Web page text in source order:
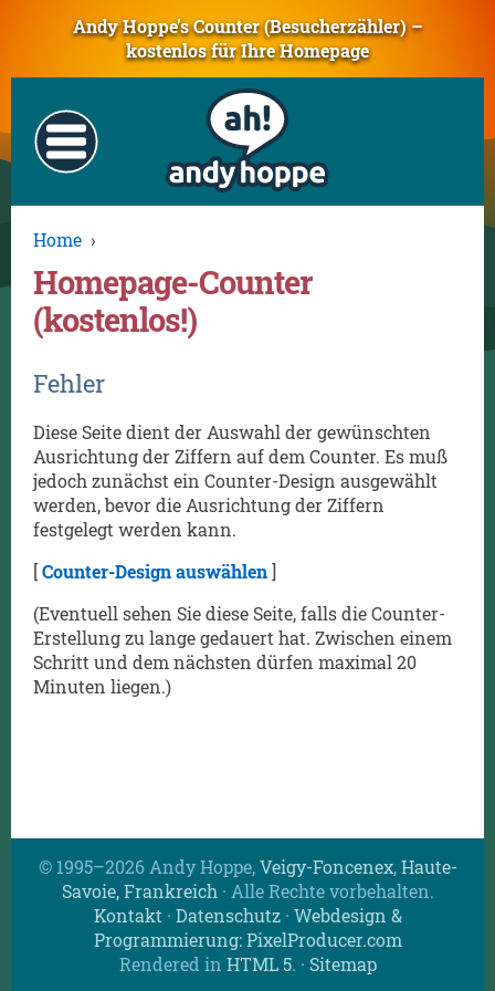
Andy Hoppe’s Counter (Besucherzähler) –
kostenlos für Ihre Homepage
Home ›
Homepage-Counter
(kostenlos!)
Fehler
Diese Seite dient der Auswahl der gewünschten
Ausrichtung der Ziffern auf dem Counter. Es muß
jedoch zunächst ein Counter-Design ausgewählt
werden, bevor die Ausrichtung der Ziffern
festgelegt werden kann.
[Counter-Design auswählen]
(Eventuell sehen Sie diese Seite, falls die Counter-
Erstellung zu lange gedauert hat. Zwischen einem
Schritt und dem nächsten dürfen maximal 20
Minuten liegen.)
© 1995–2026 Andy Hoppe,Veigy-Foncenex,Haute-
Savoie, Frankreich · Alle Rechte vorbehalten.
Kontakt · Datenschutz· Webdesign &
Programmierung: PixelProducer.com
Rendered in HTML 5. · Sitemap